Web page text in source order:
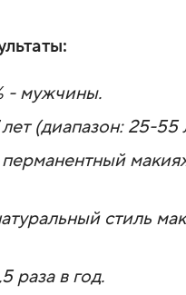
- мужчины.
(диапазон: 25-55
стиль
раза в год.